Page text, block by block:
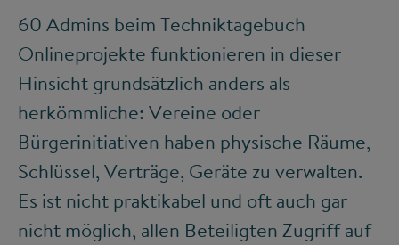
60 Admins beim Techniktagebuch
Onlineprojekte funktionieren in dieser
Hinsicht grundsätzlich anders als
herkömmliche: Vereine oder
Bürgerinitiativen haben physische Räume,
Schlüssel, Verträge, Geräte zu verwalten.
Es ist nicht praktikabel und oft auch gar
nicht möglich, allen Beteiligten Zugriff auf